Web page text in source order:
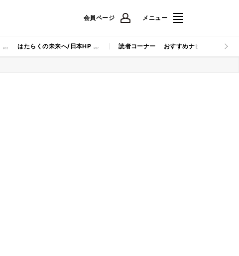
会員ページ メニュー
はたらくの未来へ/日本HP 読者コーナー おすすめナビ マイナビ